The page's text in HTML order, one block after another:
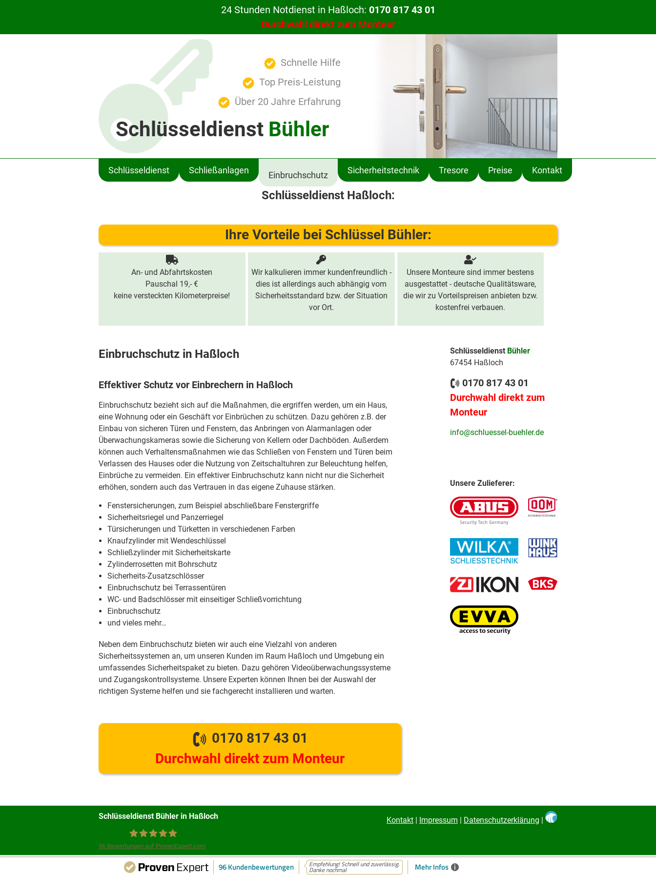
24 Stunden Notdienst in Haßloch: 0170 817 43 01
Durchwahl direkt zum Monteur
Schnelle Hilfe
Top Preis-Leistung
Über 20 Jahre Erfahrung
Schlüsseldienst Bühler
Schlüsseldienst Schließanlagen Einbruchschutz Sicherheitstechnik Tresore Preise Kontakt
Schlüsseldienst Haßloch:
Ihre Vorteile bei Schlüssel Bühler:
An- und Abfahrtskosten
Pauschal 19,- €
keine versteckten Kilometerpreise!
Wir kalkulieren immer kundenfreundlich -
dies ist allerdings auch abhängig vom
Sicherheitsstandard bzw. der Situation
vor Ort.
Unsere Monteure sind immer bestens
ausgestattet - deutsche Qualitätsware,
die wir zu Vorteilspreisen anbieten bzw.
kostenfrei verbauen.
Einbruchschutz in Haßloch
Effektiver Schutz vor Einbrechern in Haßloch
Einbruchschutz bezieht sich auf die Maßnahmen, die ergriffen werden, um ein Haus,
eine Wohnung oder ein Geschäft vor Einbrüchen zu schützen. Dazu gehören z.B. der
Einbau von sicheren Türen und Fenstern, das Anbringen von Alarmanlagen oder
Überwachungskameras sowie die Sicherung von Kellern oder Dachböden. Außerdem
können auch Verhaltensmaßnahmen wie das Schließen von Fenstern und Türen beim
Verlassen des Hauses oder die Nutzung von Zeitschaltuhren zur Beleuchtung helfen,
Einbrüche zu vermeiden. Ein effektiver Einbruchschutz kann nicht nur die Sicherheit
erhöhen, sondern auch das Vertrauen in das eigene Zuhause stärken.
Fenstersicherungen, zum Beispiel abschließbare Fenstergriffe
Sicherheitsriegel und Panzerriegel
Türsicherungen und Türketten in verschiedenen Farben
Knaufzylinder mit Wendeschlüssel
Schließzylinder mit Sicherheitskarte
Zylinderrosetten mit Bohrschutz
Sicherheits-Zusatzschlösser
Einbruchschutz bei Terrassentüren
WC- und Badschlösser mit einseitiger Schließvorrichtung
Einbruchschutz
und vieles mehr…
Neben dem Einbruchschutz bieten wir auch eine Vielzahl von anderen
Sicherheitssystemen an, um unseren Kunden im Raum Haßloch und Umgebung ein
umfassendes Sicherheitspaket zu bieten. Dazu gehören Videoüberwachungssysteme
und Zugangskontrollsysteme. Unsere Experten können Ihnen bei der Auswahl der
richtigen Systeme helfen und sie fachgerecht installieren und warten.
0170 817 43 01
Durchwahl direkt zum Monteur
Schlüsseldienst Bühler
67454 Haßloch
0170 817 43 01
Durchwahl direkt zum
Monteur
info@schluessel-buehler.de
Unsere Zulieferer:
Schlüsseldienst Bühler in Haßloch Kontakt Impressum Datenschutzerklärung
Schlüsseldienst Bühler
96 Bewertungen auf ProvenExpert.com
96 Kundenbewertungen Empfehlung! Schnell und zuverlässig.
Danke nochmal Mehr Infos i
Unsere Webseite verwendet Cookies. Mehr dazu in unsererDatenschutzerklärung